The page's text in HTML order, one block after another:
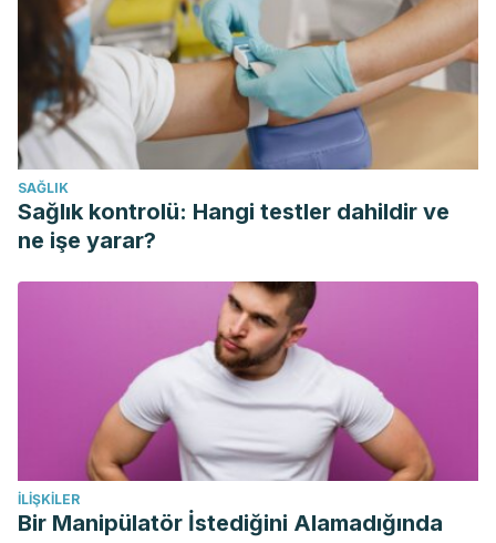
faecal impaction: A systematic review.
Archives of Disease
in Childhood. https://doi.org/10.1136/adc.2007.128769
Zangaglia, R., Martignoni, E., Glorioso, M., Ossola, M.,
Riboldazzi, G., Calandrella, D., … Pacchetti, C. (2007).
Macrogol for the treatment of constipation in Parkinson’s
disease. A randomized placebo-controlled study.
Movement Disorders
de Graaf, L. (2019). Macrogol.
https://doi.org/10.1007/s41193-019-0012-5
SAĞLIK
Sağlık kontrolü: Hangi testler dahildir ve
ne işe yarar?
İLIŞKILER
Bir Manipülatör İstediğini Alamadığında